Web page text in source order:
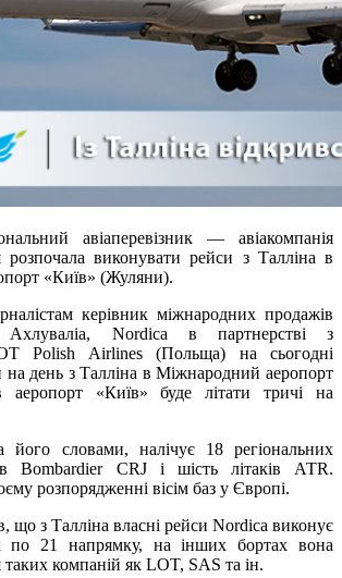
авіаперевізник — авіакомпанія
розпочала виконувати рейси з Талліна в
«Київ» (Жуляни).
керівник міжнародних продажів
Ахлуваліа, Nordica в партнерстві з
Polish Airlines (Польща) на сьогодні
на день з Талліна в Міжнародний аеропорт
аеропорт «Київ» буде літати тричі на
його словами, налічує 18 регіональних
Bombardier CRJ і шість літаків АТR.
розпорядженні вісім баз у Європі.
що з Талліна власні рейси Nordica виконує
по 21 напрямку, на інших бортах вона
компаній як LOT, SAS та ін.